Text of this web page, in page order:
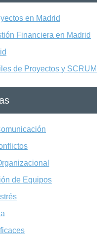
en Madrid
Financiera en Madrid
de Proyectos y SCRUM
de Equipos